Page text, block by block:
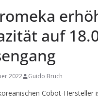
auf
2022 Guido Bruch
Cobot-Hersteller